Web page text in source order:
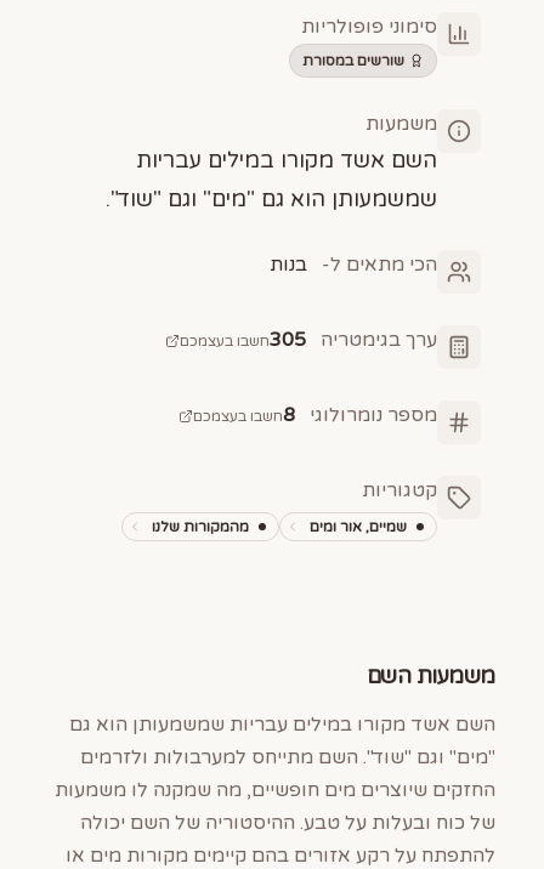
סימוני פופולריות
שורשים במסורת
משמעות
השם אשד מקורו במילים עבריות
שמשמעותן הוא גם "מים" וגם "שוד".
הכי מתאים ל- בנות
ערך בגימטריה 305חשבו בעצמכם
מספר נומרולוגי 8חשבו בעצמכם
קטגוריות
שמיים, אור ומים מהמקורות שלנו
משמעות השם
השם אשד מקורו במילים עבריות שמשמעותן הוא גם
"מים" וגם "שוד". השם מתייחס למערבולות ולזרמים
החזקים שיוצרים מים חופשיים, מה שמקנה לו משמעות
של כוח ובעלות על טבע. ההיסטוריה של השם יכולה
להתפתח על רקע אזורים בהם קיימים מקורות מים או